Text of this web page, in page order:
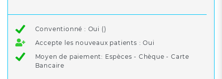
Conventionné : Oui ()
Accepte les nouveaux patients : Oui
Moyen de paiement: Espèces - Chèque - Carte
Bancaire